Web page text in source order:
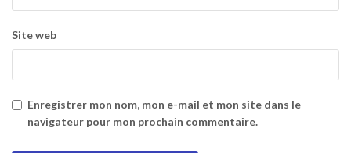
Site web
Enregistrer mon nom, mon e-mail et mon site dans le
navigateur pour mon prochain commentaire.